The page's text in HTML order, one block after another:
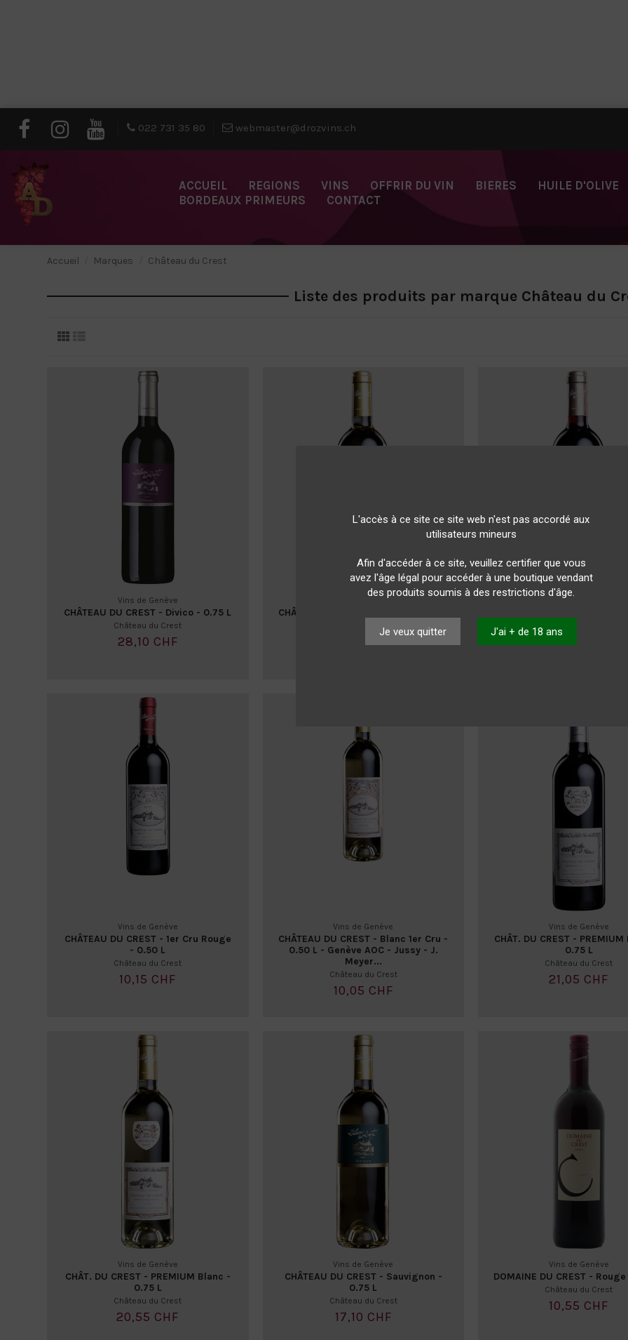
L'accès à ce site ce site web n'est pas accordé aux
utilisateurs mineurs
Afin d'accéder à ce site, veuillez certifier que vous
avez l'âge légal pour accéder à une boutique vendant
des produits soumis à des restrictions d'âge.
Je veux quitter J'ai + de 18 ans
022 731 35 80 webmaster@drozvins.ch
ACCUEIL REGIONS VINS OFFRIR DU VIN BIERES
HUILE D'OLIVE
BORDEAUX PRIMEURS
CONTACT
Accueil Marques Château du Crest
Liste des produits par marque Château du
Vins de Genève
CHÂTEAU DU CREST - Divico - 0.75 L
Château du Crest
28,10 CHF
Vins de Genève
CHÂTEAU DU CREST - Blanc 1er Cru -
Château du Crest
Vins de Genève
CHÂTEAU DU CREST - Rosé
Château du Crest
Vins de Genève
CHÂTEAU DU CREST - 1er Cru Rouge
- 0.50 L
Château du Crest
10,15 CHF
Vins de Genève
CHÂTEAU DU CREST - Blanc 1er Cru -
0.50 L - Genève AOC - Jussy - J.
Meyer...
Château du Crest
10,05 CHF
Vins de Genève
CHÂT. DU CREST -
0.75 L
Château du Crest
21,05 CHF
Vins de Genève
CHÂT. DU CREST - PREMIUM Blanc -
0.75 L
Château du Crest
20,55 CHF
Vins de Genève
CHÂTEAU DU CREST - Sauvignon -
0.75 L
Château du Crest
17,10 CHF
Vins de Genève
DOMAINE DU CREST -
Château du Crest
10,55 CHF